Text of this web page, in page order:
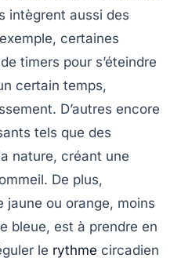
intègrent aussi des
certaines
timers pour s’éteindre
certain temps,
D’autres encore
tels que des
nature, créant une
De plus,
jaune ou orange, moins
bleue, est à prendre en
le rythme circadien